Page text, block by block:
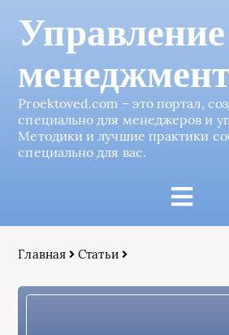
Proektoved.com – это портал,
специально для менеджеров и
Методики и лучшие практики
специально для вас.
Главная Статьи